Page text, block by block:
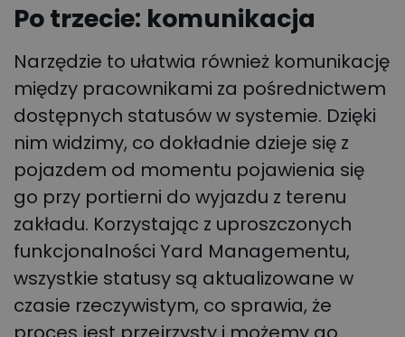
Po trzecie: komunikacja
Narzędzie to ułatwia również komunikację
między pracownikami za pośrednictwem
dostępnych statusów w systemie. Dzięki
nim widzimy, co dokładnie dzieje się z
pojazdem od momentu pojawienia się
go przy portierni do wyjazdu z terenu
zakładu. Korzystając z uproszczonych
funkcjonalności Yard Managementu,
wszystkie statusy są aktualizowane w
czasie rzeczywistym, co sprawia, że